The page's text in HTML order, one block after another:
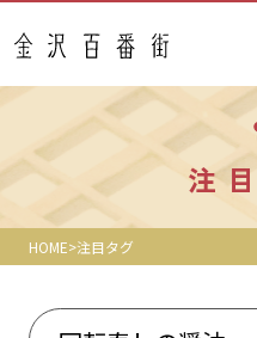
フロアガイド
あんと
Rinto
注
HOME 注目タグ